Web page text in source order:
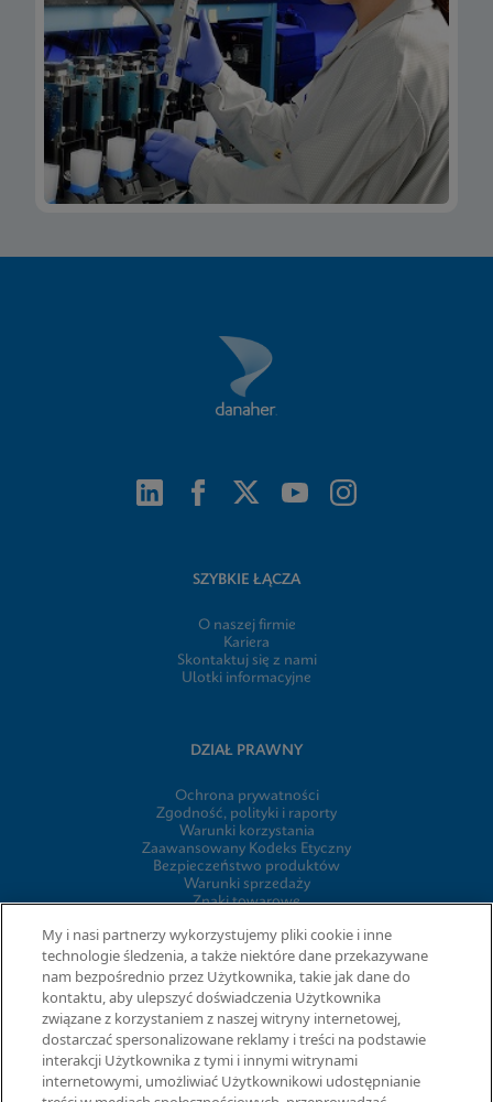
SZYBKIE ŁĄCZA
O naszej firmie
Kariera
Skontaktuj się z nami
Ulotki informacyjne
DZIAŁ PRAWNY
Ochrona prywatności
Zgodność, polityki i raporty
Warunki korzystania
Zaawansowany Kodeks Etyczny
Bezpieczeństwo produktów
Warunki sprzedaży
Znaki towarowe
Cepheid Grant & Donation Program
Ustawienia plików cookie
UMOWY
Umowa o przetwarzaniu danych
Społeczności partnerów
My i nasi partnerzy wykorzystujemy pliki cookie i inne
technologie śledzenia, a także niektóre dane przekazywane
nam bezpośrednio przez Użytkownika, takie jak dane do
kontaktu, aby ulepszyć doświadczenia Użytkownika
związane z korzystaniem z naszej witryny internetowej,
dostarczać spersonalizowane reklamy i treści na podstawie
interakcji Użytkownika z tymi i innymi witrynami
internetowymi, umożliwiać Użytkownikowi udostępnianie